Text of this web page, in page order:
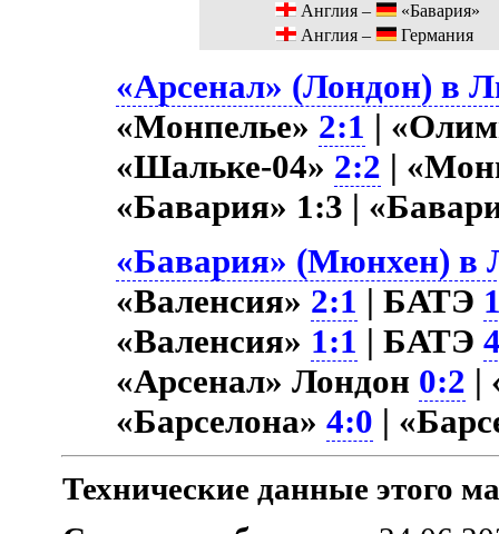
Англия –
«Бавария»
Англия –
Германия
«Арсенал» (Лондон) в
«Монпелье» 2:1 |
«Шальке-04» 2:2 |
«Бавария» 1:3 |
«Бавария» (Мюнхен) в
«Валенсия» 2:1 | БАТЭ
«Валенсия» 1:1 | БАТЭ
«Арсенал» Лондон 0:2 |
«Барселона»4:0 |
Технические данные этого